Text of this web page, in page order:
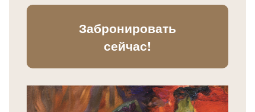
Забронировать
сейчас!